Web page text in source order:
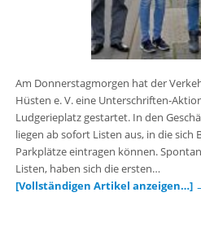
Am Donnerstagmorgen hat der
Hüsten e. V. eine Unterschriften-
Ludgerieplatz gestartet. In den
liegen ab sofort Listen aus, in die sich
Parkplätze eintragen können.
Listen, haben sich die ersten…
[Vollständigen Artikel anzeigen…]